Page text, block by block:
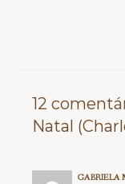
12
Natal
GABRIELA